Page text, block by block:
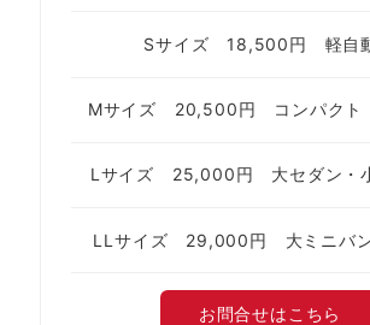
Sサイズ 18,500円 軽自
Mサイズ 20,500円 コンパクト
Lサイズ 25,000円 大セダン・
LLサイズ 29,000円 大ミニバ
お問合せはこちら